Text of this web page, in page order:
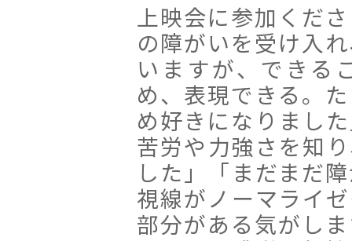
上映会に参加くだ
の障がいを受け入
いますが、できる
め、表現できる。
め好きになりまし
苦労や力強さを知
した」「まだまだ
視線がノーマライ
部分がある気がし